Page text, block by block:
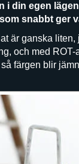
i din egen
snabbt ger
är ganska
och med
färgen blir